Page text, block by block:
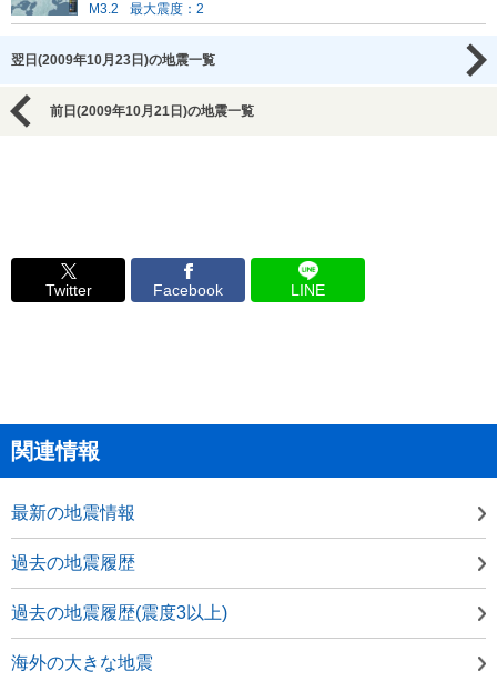
M3.2
最大震度：2
翌日(2009年10月23日)の地震一覧
前日(2009年10月21日)の地震一覧
Twitter Facebook LINE
関連情報
最新の地震情報
過去の地震履歴
過去の地震履歴(震度3以上)
海外の大きな地震